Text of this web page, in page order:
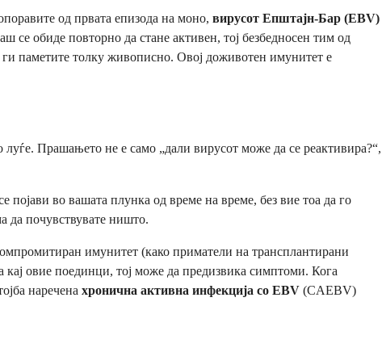
од првата епизода на моно, вирусот Епштајн-Бар (EBV)
се обиде повторно да стане активен, тој безбедносен тим од
паметите толку живописно. Овој доживотен имунитет е
Прашањето не е само „дали вирусот може да се реактивира?“,
во вашата плунка од време на време, без вие тоа да го
да почувствувате ништо.
имунитет (како приматели на трансплантирани
овие поединци, тој може да предизвика симптоми. Кога
наречена хронична активна инфекција со EBV (CAEBV)